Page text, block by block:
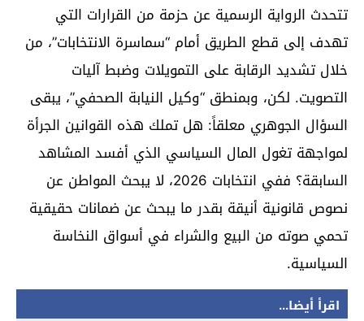
تتحدث الرواية الرسمية عن حزمة من القرارات التي
تهدف إلى قطع الطريق أمام “سماسرة الانتخابات”، من
خلال تشديد الرقابة على التمويلات وضبط آليات
التصويت. لكن، وبمنطق “وكيل النيابة الصحفي”، يبقى
السؤال الجوهري معلقاً: هل تملك هذه القوانين الجرأة
لمواجهة تغول المال السياسي الذي أفسد المشاهد
السابقة؟ ففي انتخابات 2026، لا يبحث المواطن عن
نصوص قانونية أنيقة بقدر ما يبحث عن ضمانات حقيقية
تحمي صوته من البيع والشراء في أسواق النخاسة
السياسية.
اقرأ أيضا...